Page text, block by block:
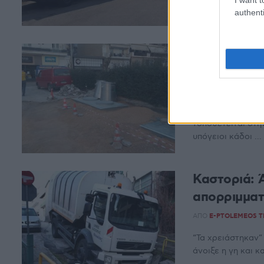
Νέοι
τοποθετείται
υπόγειοι κάδοι ...
Καστοριά:
ΑΠΌ E-PTOLEMEOS
“Τα
άνοιξε η γη και